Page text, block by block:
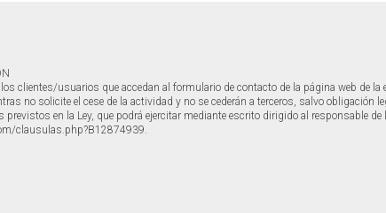
clientes/usuarios que accedan al formulario de contacto de la página web de
solicite el cese de la actividad y no se cederán a terceros, salvo obligación
en la Ley, que podrá ejercitar mediante escrito dirigido al responsable de
clausulas.php?B12874939.